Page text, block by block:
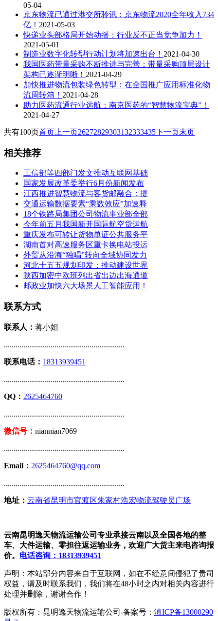
05-04
京东物流已通过港交所聆讯：京东物流2020全年收入734
亿！ 2021-05-03
快递业头部格局开始动摇：行业反不正当竞争加力！
2021-05-01
制造业数字化转型行动计划将加速出台！ 2021-04-30
我国医药带量采购不断推进与完善：带量采购顶层设计
架构已逐渐明晰！ 2021-04-29
加快推进物流包装绿色转型：在全国推广应用标准化物
流周转箱！ 2021-04-28
助力医药流通行业远航：南京医药的“智慧物流宝典”！
2021-04-27
共有100页首页 上一页26272829303132333435下一页末页
相关推荐
工信部等四部门发文推动互联网基础
国家发展改革委举行6月份新闻发布
江西推进智慧物流与客货邮融合：提
交通运输数据要素“乘数效应”加速释
18个铁路局集团公司物流事业部全部
今年前五月我国新开国际航空货运航
重庆发布可转让货物单证公共服务平
湖南首对高速服务区重卡换电站投运
外贸从沿海“独唱”转向全域协同发力
河北十五五规划印发：推动建设世界
陕西加密中欧班列出省出边出海通道
邮政业加快六大场景人工智能应用！
联系方式
联系人： 蒋小姐
..............................................................
联系电话： 18313939451
..............................................................
QQ： 2625464760
..............................................................
微信号： niannian7069
..............................................................
Email： 2625464760@qq.com
..............................................................
地址： 云南省昆明市官渡区朱家村浩宏物流驾驶员广场
云南昆明逸天物流运输公司专业承接云南以及全国各地的整
车、大件运输、零担往返运输业务，欢迎广大货主来电咨询报
价。 电话咨询：18313939451
声明：本站部分内容来自于互联网，如在不经意间侵犯了贵司
权益，请及时联系我们，我们将在48小时之内对相关内容进行
处理并删除，谢谢合作！
版权所有：昆明逸天物流运输公司-备案号： 滇ICP备13000290